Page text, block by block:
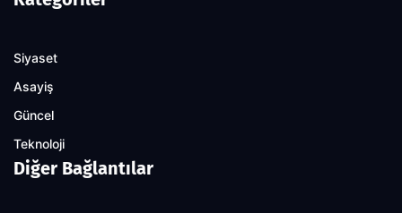
Siyaset
Asayiş
Güncel
Teknoloji
Diğer Bağlantılar